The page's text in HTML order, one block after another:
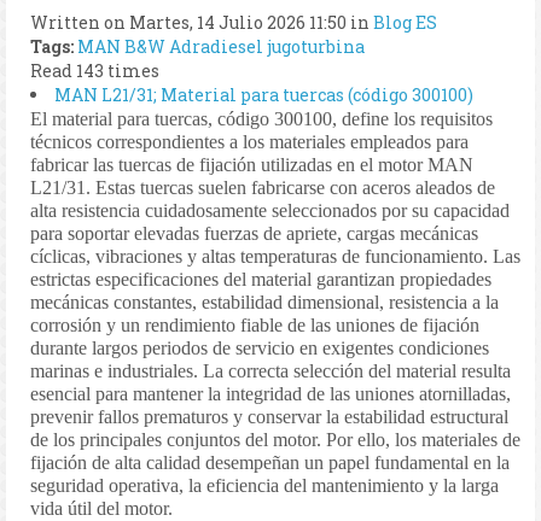
Written on Martes, 14 Julio 2026 11:50 in Blog ES
Tags: MAN B&WAdradiesel jugoturbina
Read 143 times
MAN L21/31; Material para tuercas (código 300100)
El material para tuercas, código 300100, define los requisitos
técnicos correspondientes a los materiales empleados para
fabricar las tuercas de fijación utilizadas en el motor MAN
L21/31. Estas tuercas suelen fabricarse con aceros aleados de
alta resistencia cuidadosamente seleccionados por su capacidad
para soportar elevadas fuerzas de apriete, cargas mecánicas
cíclicas, vibraciones y altas temperaturas de funcionamiento. Las
estrictas especificaciones del material garantizan propiedades
mecánicas constantes, estabilidad dimensional, resistencia a la
corrosión y un rendimiento fiable de las uniones de fijación
durante largos periodos de servicio en exigentes condiciones
marinas e industriales. La correcta selección del material resulta
esencial para mantener la integridad de las uniones atornilladas,
prevenir fallos prematuros y conservar la estabilidad estructural
de los principales conjuntos del motor. Por ello, los materiales de
fijación de alta calidad desempeñan un papel fundamental en la
seguridad operativa, la eficiencia del mantenimiento y la larga
vida útil del motor.